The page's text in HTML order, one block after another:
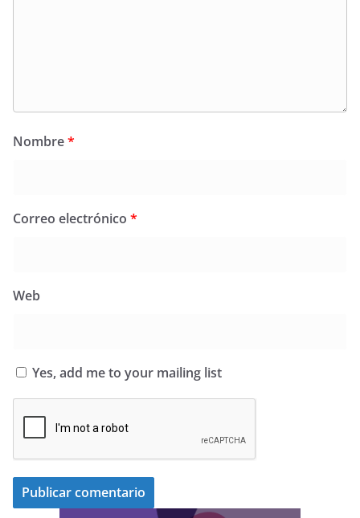
Nombre*
Correo electrónico *
Web
Yes, add me to your mailing list